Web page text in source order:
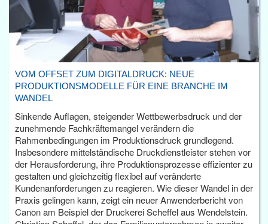
VOM OFFSET ZUM DIGITALDRUCK: NEUE
PRODUKTIONSMODELLE FÜR EINE BRANCHE IM
WANDEL
Sinkende Auflagen, steigender Wettbewerbsdruck und der
zunehmende Fachkräftemangel verändern die
Rahmenbedingungen im Produktionsdruck grundlegend.
Insbesondere mittelständische Druckdienstleister stehen vor
der Herausforderung, ihre Produktionsprozesse effizienter zu
gestalten und gleichzeitig flexibel auf veränderte
Kundenanforderungen zu reagieren. Wie dieser Wandel in der
Praxis gelingen kann, zeigt ein neuer Anwenderbericht von
Canon am Beispiel der Druckerei Scheffel aus Wendelstein.